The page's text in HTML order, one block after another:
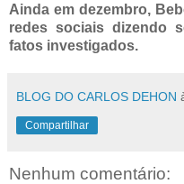
Ainda em dezembro,
redes sociais dizendo
fatos investigados.
BLOG DO CARLOS DEHON
Compartilhar
Nenhum comentário: